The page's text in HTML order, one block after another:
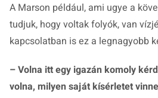
A Marson például, ami ugye a
tudjuk, hogy voltak folyók, van
kapcsolatban is ez a legnagyobb
– Volna itt egy igazán komoly
volna, milyen saját kísérletet